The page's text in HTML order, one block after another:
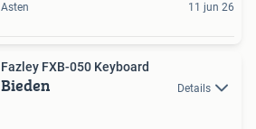
Asten 11 jun 26
Fazley FXB-050 Keyboard
Bieden Details